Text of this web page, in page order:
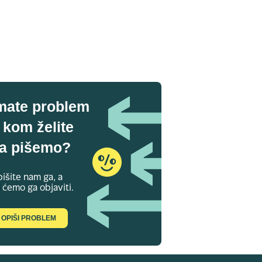
problem
kom želite
pišemo?
nam ga, a
ćemo ga objaviti.
OPIŠI PROBLEM